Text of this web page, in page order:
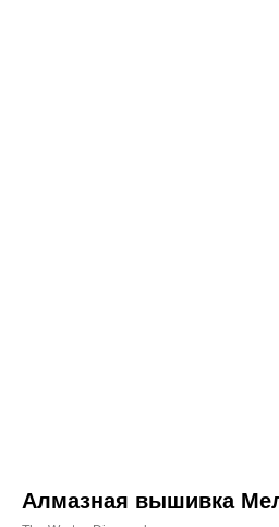
Алмазная вышивка